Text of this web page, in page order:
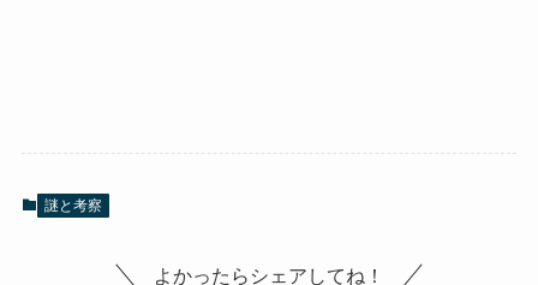
謎と考察
よかったらシェアしてね！